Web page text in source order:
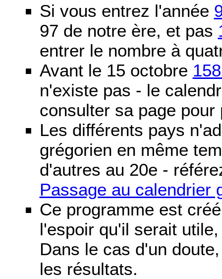
Si vous entrez l'année
97 de notre ère, et pas
entrer le nombre à
Avant le 15 octobre
n'existe pas - le
consulter sa page pour
Les différents pays
grégorien en même
d'autres au 20e -
Passage au calendrier
Ce programme est
l'espoir qu'il serait
Dans le cas d'un
les résultats.